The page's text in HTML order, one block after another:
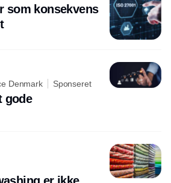
som konsekvens
Denmark Sponseret
gode